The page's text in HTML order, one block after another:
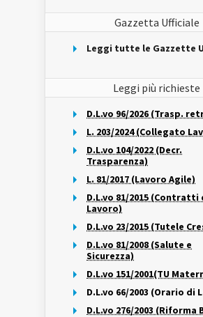
Gazzetta Ufficiale
Leggi tutte le Gazzette
Leggi più richieste
D.L.vo 96/2026 (Trasp.
L. 203/2024 (Collegato
D.L.vo 104/2022 (Decr.
Trasparenza)
L. 81/2017 (Lavoro Agile)
D.L.vo 81/2015 (Contratti
Lavoro)
D.L.vo 23/2015 (Tutele
D.L.vo 81/2008 (Salute e
Sicurezza)
D.L.vo 151/2001(TU
D.L.vo 66/2003 (Orario di
D.L.vo 276/2003 (Riforma